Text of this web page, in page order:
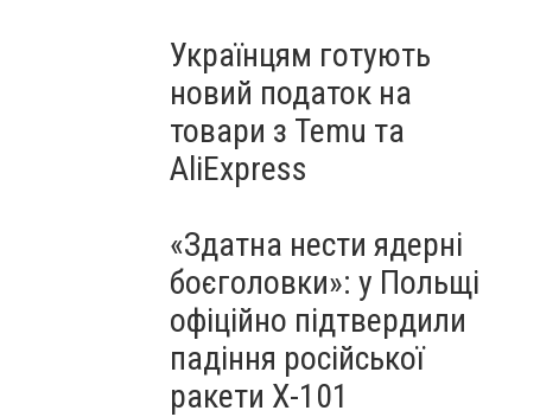
Українцям готують
новий податок на
товари з Temu та
AliExpress
«Здатна нести ядерні
боєголовки»: у Польщі
офіційно підтвердили
падіння російської
ракети Х-101